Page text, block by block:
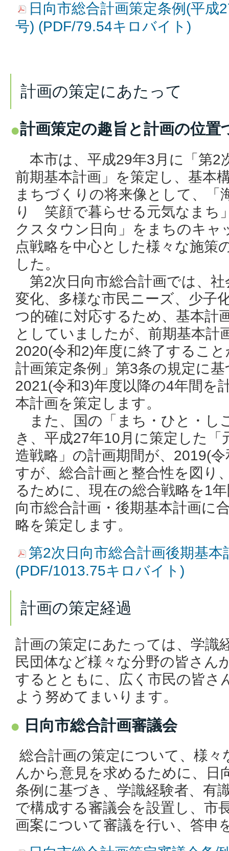
日向市総合計画策定条例(平成
号) (PDF/79.54キロバイト)
計画の策定にあたって
計画策定の趣旨と計画の位置
本市は、平成29年3月に「第2
前期基本計画」を策定し、基本
まちづくりの将来像として、「
り 笑顔で暮らせる元気なまち
クスタウン日向」をまちのキャ
点戦略を中心とした様々な施策
した。
第2次日向市総合計画では、社
変化、多様な市民ニーズ、少子
つ的確に対応するため、基本計
としていましたが、前期基本計
2020(令和2)年度に終了するこ
計画策定条例」第3条の規定に
2021(令和3)年度以降の4年間を
本計画を策定します。
また、国の「まち・ひと・し
き、平成27年10月に策定した「
造戦略」の計画期間が、2019(
すが、総合計画と整合性を図り
るために、現在の総合戦略を1
向市総合計画・後期基本計画に
略を策定します。
第2次日向市総合計画後期基本
(PDF/1013.75キロバイト)
計画の策定経過
計画の策定にあたっては、学識
民団体など様々な分野の皆さん
するとともに、広く市民の皆さ
よう努めてまいります。
日向市総合計画審議会
総合計画の策定について、様々
んから意見を求めるために、日
条例に基づき、学識経験者、有
で構成する審議会を設置し、市
画案について審議を行い、答申